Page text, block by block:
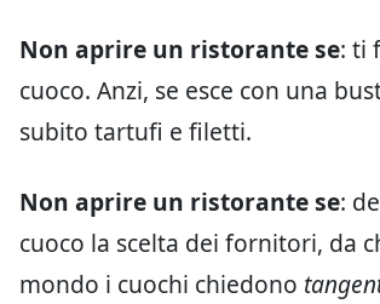
Non aprire un ristorante se: ti
cuoco. Anzi, se esce con una
subito tartufi e filetti.
Non aprire un ristorante se:
cuoco la scelta dei fornitori, da
mondo i cuochi chiedono